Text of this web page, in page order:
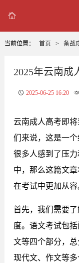

当前位置： 首页 > 备战
2025年云南成
2025-06-25 16:20
云南成人高考即
们来说，这是一
很多人感到了压
中，那么这篇文
在考试中更加从容
首先，我们需要
度。语文考试包
文等四个部分，总
现代文、作文等